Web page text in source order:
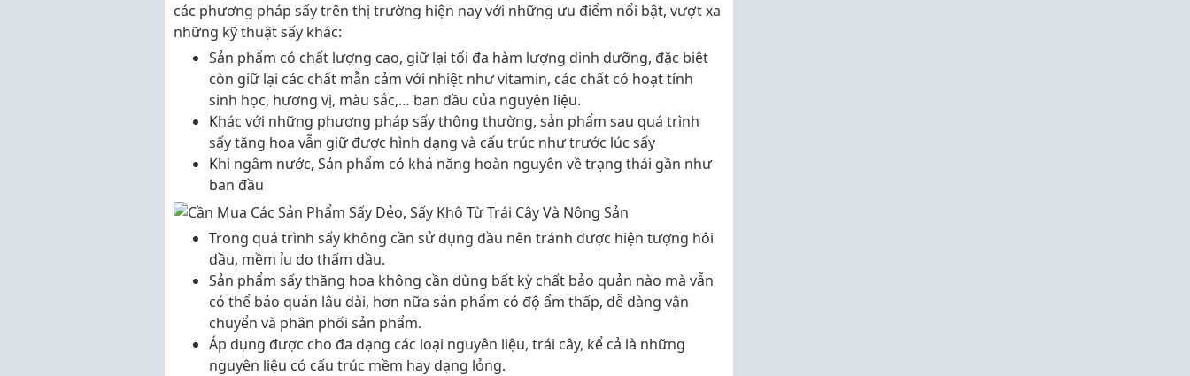
các phương pháp sấy trên thị trường hiện nay với những ưu điểm nổi bật, vượt xa
những kỹ thuật sấy khác:
Sản phẩm có chất lượng cao, giữ lại tối đa hàm lượng dinh dưỡng, đặc biệt
còn giữ lại các chất mẫn cảm với nhiệt như vitamin, các chất có hoạt tính
sinh học, hương vị, màu sắc,… ban đầu của nguyên liệu.
Khác với những phương pháp sấy thông thường, sản phẩm sau quá trình
sấy tăng hoa vẫn giữ được hình dạng và cấu trúc như trước lúc sấy
Khi ngâm nước, Sản phẩm có khả năng hoàn nguyên về trạng thái gần như
ban đầu
Trong quá trình sấy không cần sử dụng dầu nên tránh được hiện tượng hôi
dầu, mềm ỉu do thấm dầu.
Sản phẩm sấy thăng hoa không cần dùng bất kỳ chất bảo quản nào mà vẫn
có thể bảo quản lâu dài, hơn nữa sản phẩm có độ ẩm thấp, dễ dàng vận
chuyển và phân phối sản phẩm.
Áp dụng được cho đa dạng các loại nguyên liệu, trái cây, kể cả là những
nguyên liệu có cấu trúc mềm hay dạng lỏng.